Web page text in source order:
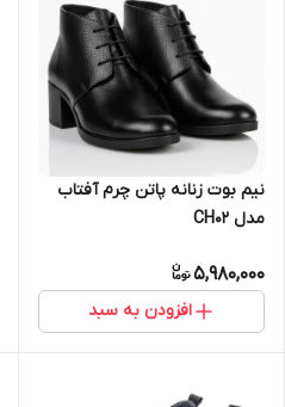
نیم بوت زنانه پاتن چرم آفتاب
مدل CH02
5,980,000
افزودن به سبد